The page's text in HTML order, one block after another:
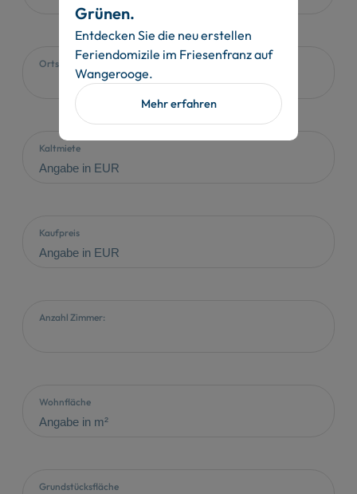
Ortsteil
Kaltmiete
Kaufpreis
Anzahl Zimmer:
Wohnfläche
Grundstücksfläche
Grünen.
Entdecken Sie die neu erstellen
Feriendomizile im Friesenfranz auf
Wangerooge.
Mehr erfahren